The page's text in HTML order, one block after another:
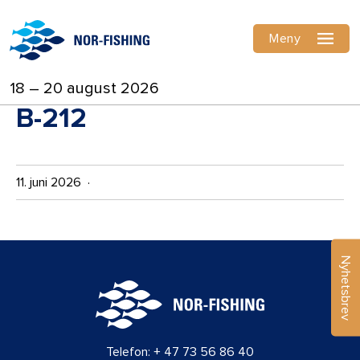
18 – 20 august 2026
Meny
B-212
11. juni 2026 ·
Nyhetsbrev
Telefon: + 47 73 56 86 40